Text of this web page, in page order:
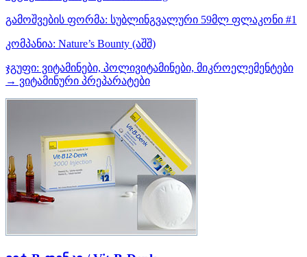
გამოშვების ფორმა: სუბლინგვალური 59მლ ფლაკონი #1
კომპანია: Nature’s Bounty (აშშ)
ჯგუფი: ვიტამინები, პოლივიტამინები, მიკროელემენტები
→ ვიტამინური პრეპარატები